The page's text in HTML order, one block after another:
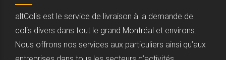
altColis est le service de livraison à la demande de
colis divers dans tout le grand Montréal et environs.
Nous offrons nos services aux particuliers ainsi qu’aux